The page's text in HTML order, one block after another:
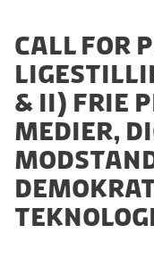
Call for
& II) frie
medier,